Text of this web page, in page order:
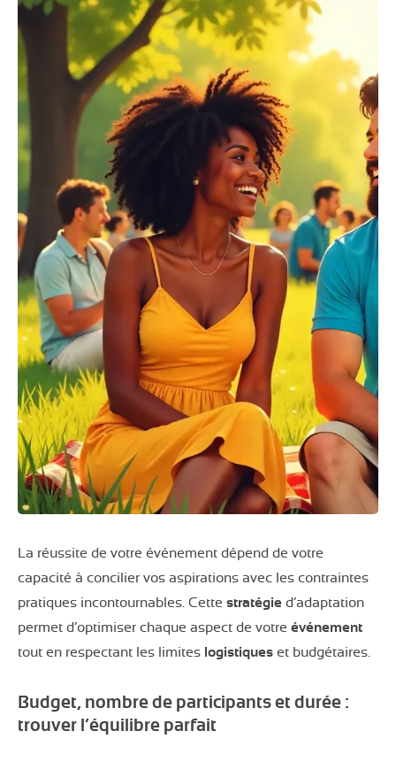
La réussite de votre événement dépend de votre
capacité à concilier vos aspirations avec les contraintes
pratiques incontournables. Cette stratégie d’adaptation
permet d’optimiser chaque aspect de votre événement
tout en respectant les limites logistiques et budgétaires.
Budget, nombre de participants et durée :
trouver l’équilibre parfait